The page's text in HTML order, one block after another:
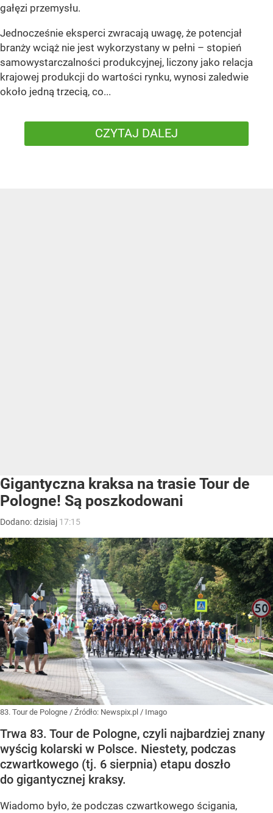
gałęzi przemysłu.
Jednocześnie eksperci zwracają uwagę, że potencjał
branży wciąż nie jest wykorzystany w pełni – stopień
samowystarczalności produkcyjnej, liczony jako relacja
krajowej produkcji do wartości rynku, wynosi zaledwie
około jedną trzecią, co...
CZYTAJ DALEJ
Gigantyczna kraksa na trasie Tour de
Pologne! Są poszkodowani
Dodano:dzisiaj 17:15
83. Tour de Pologne / Źródło: Newspix.pl / Imago
Trwa 83. Tour de Pologne, czyli najbardziej znany
wyścig kolarski w Polsce. Niestety, podczas
czwartkowego (tj. 6 sierpnia) etapu doszło
do gigantycznej kraksy.
Wiadomo było, że podczas czwartkowego ścigania,